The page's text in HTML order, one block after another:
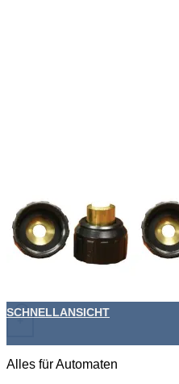
+
SCHNELLANSICHT
Alles für Automaten